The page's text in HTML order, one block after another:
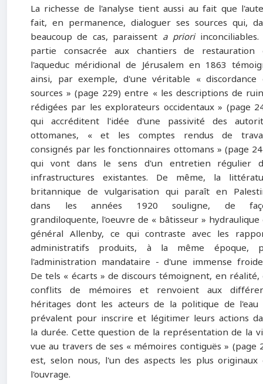
La richesse de l'analyse tient aussi au fait que
fait, en permanence, dialoguer ses sources qui,
beaucoup de cas, paraissent a prioriinconciliables.
partie consacrée aux chantiers de restauration
l'aqueduc méridional de Jérusalem en 1863
ainsi, par exemple, d'une véritable « discordance
sources » (page 229) entre « les descriptions de
rédigées par les explorateurs occidentaux » (page
qui accréditent l'idée d'une passivité des
ottomanes, « et les comptes rendus de
consignés par les fonctionnaires ottomans » (page
qui vont dans le sens d'un entretien régulier
infrastructures existantes. De même, la
britannique de vulgarisation qui paraît en
dans les années 1920 souligne, de
grandiloquente, l'oeuvre de « bâtisseur » hydraulique
général Allenby, ce qui contraste avec les
administratifs produits, à la même époque,
l'administration mandataire - d'une immense
De tels « écarts » de discours témoignent, en réalité,
conflits de mémoires et renvoient aux
héritages dont les acteurs de la politique de l'eau
prévalent pour inscrire et légitimer leurs actions
la durée. Cette question de la représentation de la
vue au travers de ses « mémoires contiguës » (page
est, selon nous, l'un des aspects les plus originaux
l'ouvrage.